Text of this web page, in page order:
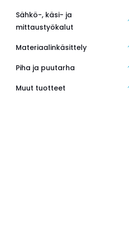
Sähkö-, käsi- ja
mittaustyökalut
Materiaalinkäsittely
Piha ja puutarha
Muut tuotteet